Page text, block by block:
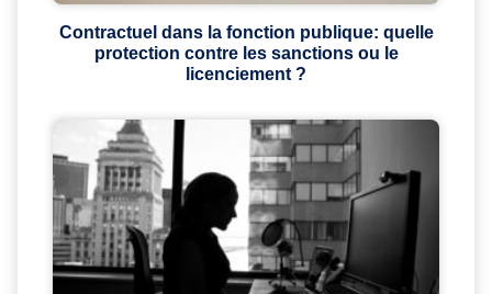
Contractuel dans la fonction publique: quelle
protection contre les sanctions ou le
licenciement ?